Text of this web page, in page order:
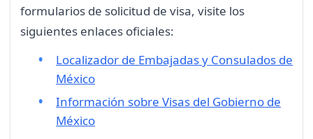
formularios de solicitud de visa, visite los
siguientes enlaces oficiales:
Localizador de Embajadas y Consulados de
México
Información sobre Visas del Gobierno de
México